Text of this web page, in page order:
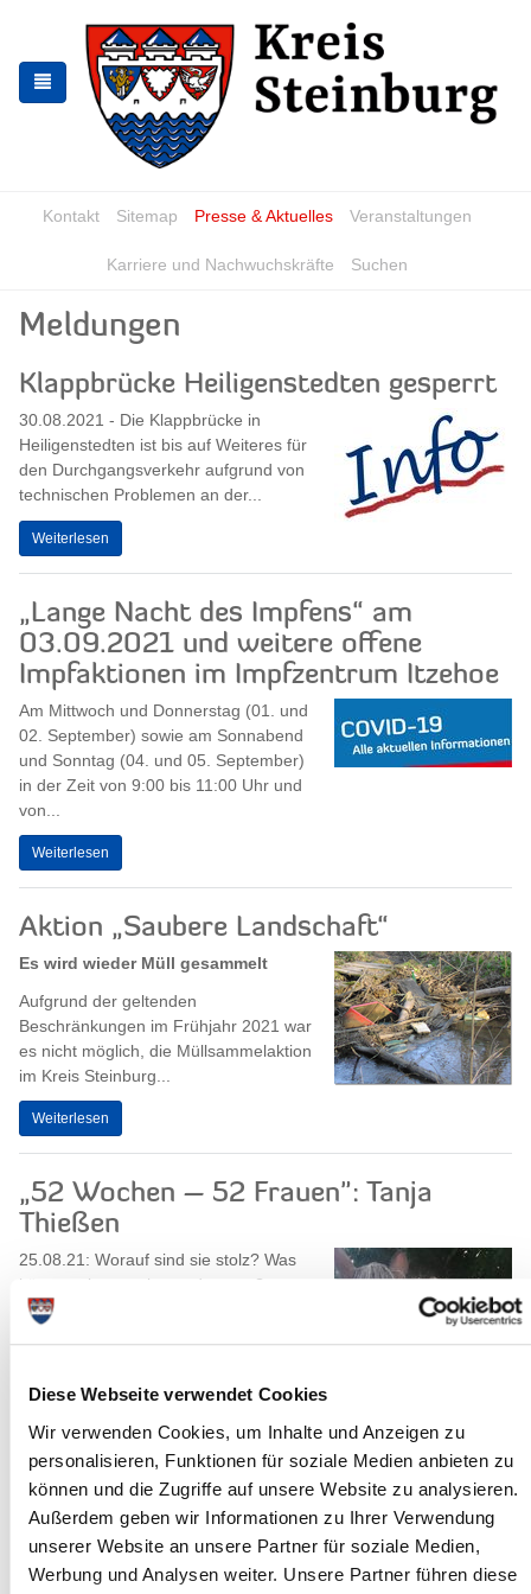
Diese Webseite verwendet Cookies
Wir verwenden Cookies, um Inhalte und Anzeigen zu
personalisieren, Funktionen für soziale Medien anbieten zu
können und die Zugriffe auf unsere Website zu analysieren.
Außerdem geben wir Informationen zu Ihrer Verwendung
unserer Website an unsere Partner für soziale Medien,
Werbung und Analysen weiter. Unsere Partner führen diese
springen
springen
Kontakt Sitemap Presse & Aktuelles Veranstaltungen
Karriere und Nachwuchskräfte Suchen
Meldungen
Klappbrücke Heiligenstedten gesperrt
30.08.2021 - Die Klappbrücke in
Heiligenstedten ist bis auf Weiteres für
den Durchgangsverkehr aufgrund von
technischen Problemen an der...
Weiterlesen
„Lange Nacht des Impfens“ am
03.09.2021 und weitere offene
Impfaktionen im Impfzentrum Itzehoe
Am Mittwoch und Donnerstag (01. und
02. September) sowie am Sonnabend
und Sonntag (04. und 05. September)
in der Zeit von 9:00 bis 11:00 Uhr und
von...
Weiterlesen
Aktion „Saubere Landschaft“
Es wird wieder Müll gesammelt
Aufgrund der geltenden
Beschränkungen im Frühjahr 2021 war
es nicht möglich, die Müllsammelaktion
im Kreis Steinburg...
Weiterlesen
„52 Wochen – 52 Frauen": Tanja
Thießen
25.08.21: Worauf sind sie stolz? Was
können sie ganz besonders gut?
Darauf geben Frauen ihre ganz
Weiterlesen
Weitere offene Impfaktionen im
Impfzentrum Itzehoe
Von Freitag bis Sonntag (27.-29.
August) in der Zeit von 9:00 bis 11:00